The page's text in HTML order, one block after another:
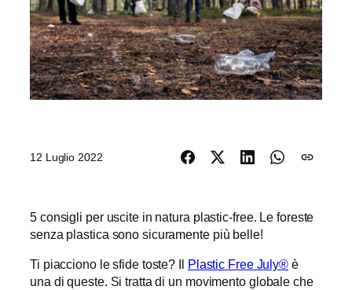
12 Luglio 2022
5 consigli per uscite in natura plastic-free. Le foreste
senza plastica sono sicuramente più belle!
Ti piacciono le sfide toste? Il Plastic Free July® è
una di queste. Si tratta di un movimento globale che